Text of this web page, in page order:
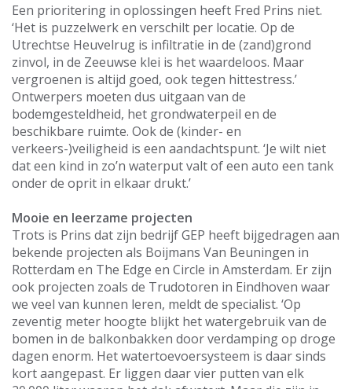
Een prioritering in oplossingen heeft Fred Prins niet.
‘Het is puzzelwerk en verschilt per locatie. Op de
Utrechtse Heuvelrug is infiltratie in de (zand)grond
zinvol, in de Zeeuwse klei is het waardeloos. Maar
vergroenen is altijd goed, ook tegen hittestress.’
Ontwerpers moeten dus uitgaan van de
bodemgesteldheid, het grondwaterpeil en de
beschikbare ruimte. Ook de (kinder- en
verkeers-)veiligheid is een aandachtspunt. ‘Je wilt niet
dat een kind in zo’n waterput valt of een auto een tank
onder de oprit in elkaar drukt.’
Mooie en leerzame projecten
Trots is Prins dat zijn bedrijf GEP heeft bijgedragen aan
bekende projecten als Boijmans Van Beuningen in
Rotterdam en The Edge en Circle in Amsterdam. Er zijn
ook projecten zoals de Trudotoren in Eindhoven waar
we veel van kunnen leren, meldt de specialist. ‘Op
zeventig meter hoogte blijkt het watergebruik van de
bomen in de balkonbakken door verdamping op droge
dagen enorm. Het watertoevoersysteem is daar sinds
kort aangepast. Er liggen daar vier putten van elk